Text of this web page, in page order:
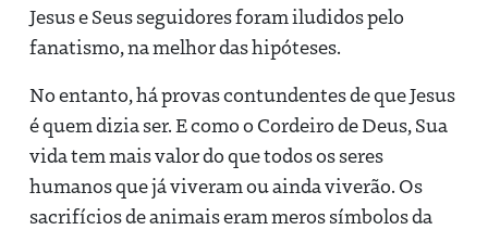
Jesus e Seus seguidores foram iludidos pelo
fanatismo, na melhor das hipóteses.
No entanto, há provas contundentes de que Jesus
é quem dizia ser. E como o Cordeiro de Deus, Sua
vida tem mais valor do que todos os seres
humanos que já viveram ou ainda viverão. Os
sacrifícios de animais eram meros símbolos da